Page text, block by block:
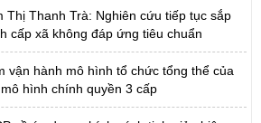
Thị Thanh Trà: Nghiên cứu tiếp tục sắp
cấp xã không đáp ứng tiêu chuẩn
vận hành mô hình tổ chức tổng thể của
hình chính quyền 3 cấp